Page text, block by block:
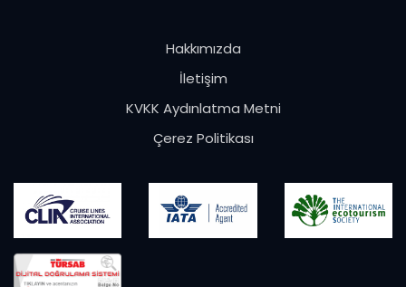
Hakkımızda
İletişim
KVKK Aydınlatma Metni
Çerez Politikası